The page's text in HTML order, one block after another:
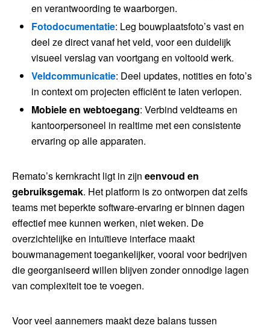
en verantwoording te waarborgen.
Fotodocumentatie: Leg bouwplaatsfoto’s vast en
deel ze direct vanaf het veld, voor een duidelijk
visueel verslag van voortgang en voltooid werk.
Veldcommunicatie: Deel updates, notities en foto’s
in context om projecten efficiënt te laten verlopen.
Mobiele en webtoegang: Verbind veldteams en
kantoorpersoneel in realtime met een consistente
ervaring op alle apparaten.
Remato’s kernkracht ligt in zijn eenvoud en
gebruiksgemak. Het platform is zo ontworpen dat zelfs
teams met beperkte software-ervaring er binnen dagen
effectief mee kunnen werken, niet weken. De
overzichtelijke en intuïtieve interface maakt
bouwmanagement toegankelijker, vooral voor bedrijven
die georganiseerd willen blijven zonder onnodige lagen
van complexiteit toe te voegen.
Voor veel aannemers maakt deze balans tussen